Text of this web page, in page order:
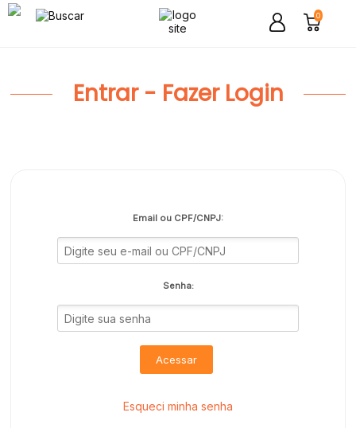
0
Entrar - Fazer Login
Email ou CPF/CNPJ:
Senha:
Acessar
Esqueci minha senha